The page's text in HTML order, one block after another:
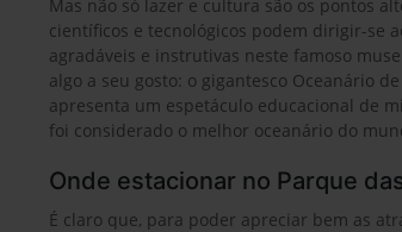
Mas não só lazer e cultura são os pontos
científicos e tecnológicos podem dirigir-se
agradáveis e instrutivas neste famoso
algo a seu gosto: o gigantesco Oceanário
apresenta um espetáculo educacional de
foi considerado o melhor oceanário do
Onde estacionar no Parque
É claro que, para poder apreciar bem as